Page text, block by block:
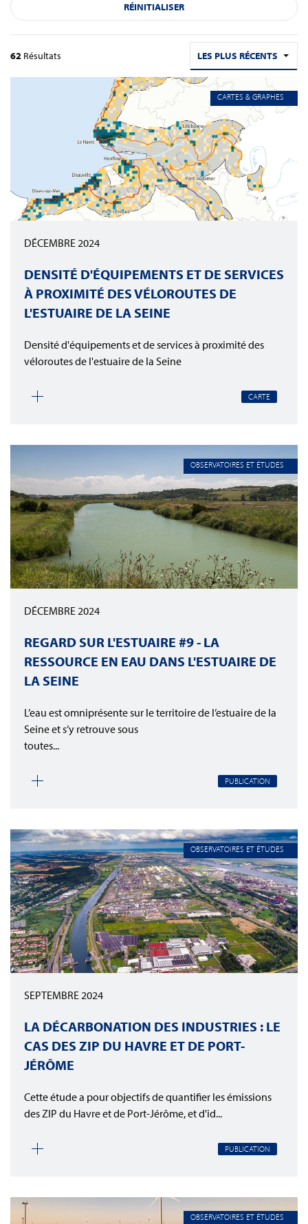
RÉINITIALISER
62 Résultats LES PLUS RÉCENTS
CARTES & GRAPHES
DÉCEMBRE 2024
DENSITÉ D'ÉQUIPEMENTS ET DE SERVICES
À PROXIMITÉ DES VÉLOROUTES DE
L'ESTUAIRE DE LA SEINE
Densité d'équipements et de services à proximité des
véloroutes de l'estuaire de la Seine
CARTE
OBSERVATOIRES ET ÉTUDES
DÉCEMBRE 2024
REGARD SUR L'ESTUAIRE #9 - LA
RESSOURCE EN EAU DANS L'ESTUAIRE DE
LA SEINE
L’eau est omniprésente sur le territoire de l’estuaire de la
Seine et s’y retrouve sous
toutes...
PUBLICATION
OBSERVATOIRES ET ÉTUDES
SEPTEMBRE 2024
LA DÉCARBONATION DES INDUSTRIES : LE
CAS DES ZIP DU HAVRE ET DE PORT-
JÉRÔME
Cette étude a pour objectifs de quantifier les émissions
des ZIP du Havre et de Port-Jérôme, et d'id...
PUBLICATION
OBSERVATOIRES ET ÉTUDES